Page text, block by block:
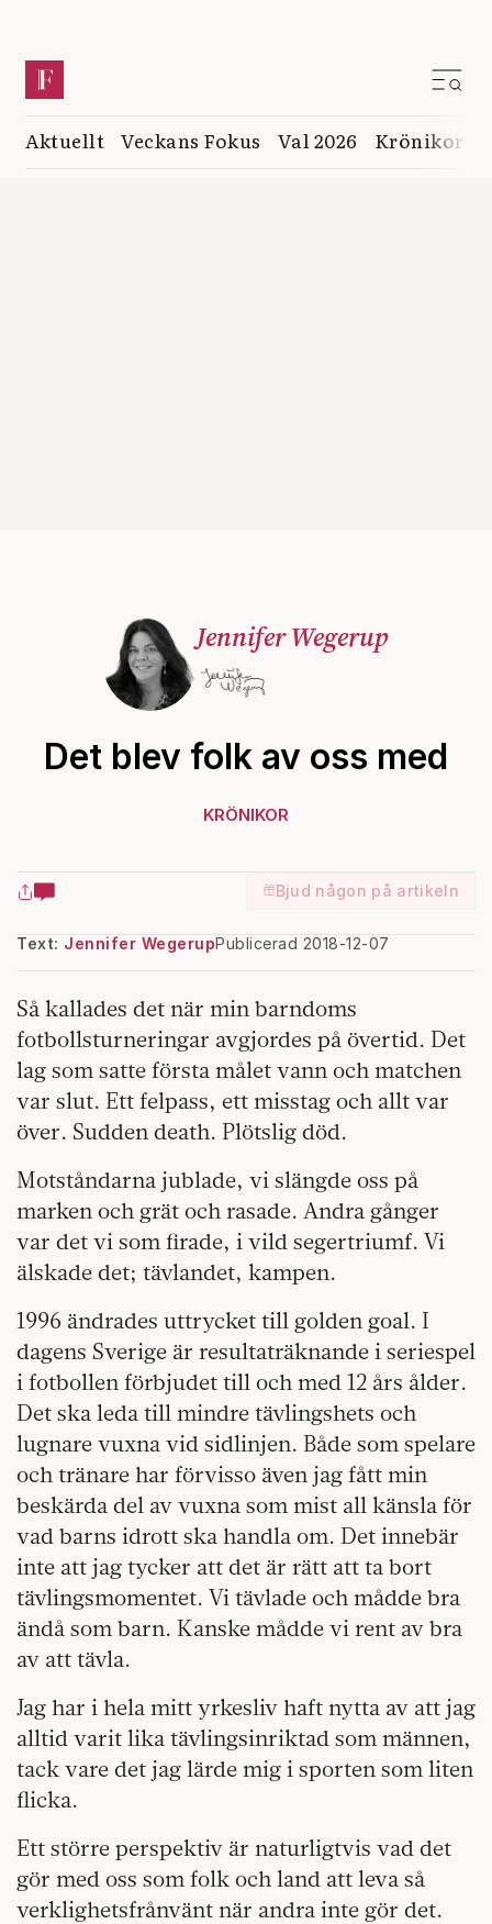
Aktuellt Veckans Fokus Val 2026 Krönikor
Jennifer Wegerup
Det blev folk av oss med
KRÖNIKOR
Bjud någon på artikeln
Text: Jennifer WegerupPublicerad 2018-12-07
Så kallades det när min barndoms
fotbollsturneringar avgjordes på övertid. Det
lag som satte första målet vann och matchen
var slut. Ett felpass, ett misstag och allt var
över. Sudden death. Plötslig död.
Motståndarna jublade, vi slängde oss på
marken och grät och rasade. Andra gånger
var det vi som firade, i vild segertriumf. Vi
älskade det; tävlandet, kampen.
1996 ändrades uttrycket till golden goal. I
dagens Sverige är resultaträknande i seriespel
i fotbollen förbjudet till och med 12 års ålder.
Det ska leda till mindre tävlingshets och
lugnare vuxna vid sidlinjen. Både som spelare
och tränare har förvisso även jag fått min
beskärda del av vuxna som mist all känsla för
vad barns idrott ska handla om. Det innebär
inte att jag tycker att det är rätt att ta bort
tävlingsmomentet. Vi tävlade och mådde bra
ändå som barn. Kanske mådde vi rent av bra
av att tävla.
Jag har i hela mitt yrkesliv haft nytta av att jag
alltid varit lika tävlingsinriktad som männen,
tack vare det jag lärde mig i sporten som liten
flicka.
Ett större perspektiv är naturligtvis vad det
gör med oss som folk och land att leva så
verklighetsfrånvänt när andra inte gör det.